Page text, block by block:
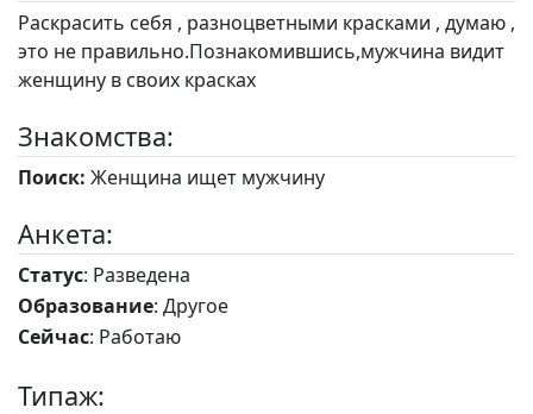
Раскрасить себя , разноцветными красками , думаю ,
это не правильно.Познакомившись,мужчина видит
женщину в своих красках
Знакомства:
Поиск: Женщина ищет мужчину
Анкета:
Статус: Разведена
Образование: Другое
Сейчас: Работаю
Типаж: